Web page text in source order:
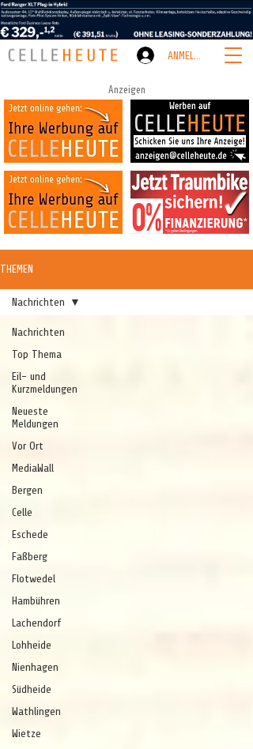
ANMELDEN
Anzeigen
THEMEN
Nachrichten
Top Thema
Eil- und
Kurzmeldungen
Neueste
Meldungen
Vor Ort
MediaWall
Bergen
Celle
Eschede
Faßberg
Flotwedel
Hambühren
Lachendorf
Lohheide
Nienhagen
Südheide
Wathlingen
Wietze
Nachrichten